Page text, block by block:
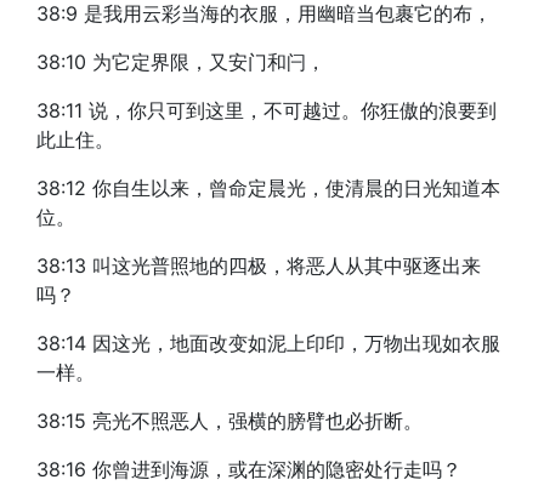
38:9 是我用云彩当海的衣服，用幽暗当包裹它的布，
38:10 为它定界限，又安门和闩，
38:11 说，你只可到这里，不可越过。你狂傲的浪要到
此止住。
38:12 你自生以来，曾命定晨光，使清晨的日光知道本
位。
38:13 叫这光普照地的四极，将恶人从其中驱逐出来
吗？
38:14 因这光，地面改变如泥上印印，万物出现如衣服
一样。
38:15 亮光不照恶人，强横的膀臂也必折断。
38:16 你曾进到海源，或在深渊的隐密处行走吗？